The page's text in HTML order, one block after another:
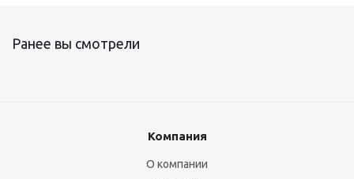
Ранее вы смотрели
Компания
О компании